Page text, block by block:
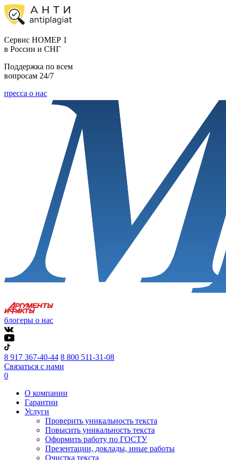
Cервис НОМЕР 1
в России и СНГ
Поддержка по всем
вопросам 24/7
пресса о нас
блогеры о нас
8 917 367-40-44 8 800 511-31-08
Связаться с нами
0
О компании
Гарантии
Услуги
Проверить уникальность текста
Повысить уникальность текста
Оформить работу по ГОСТУ
Презентации, доклады, иные работы
Очистка текста